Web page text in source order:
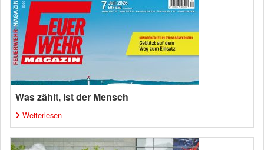
Was zählt, ist der Mensch
Weiterlesen